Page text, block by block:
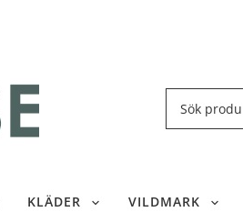
KLÄDER VILDMARK